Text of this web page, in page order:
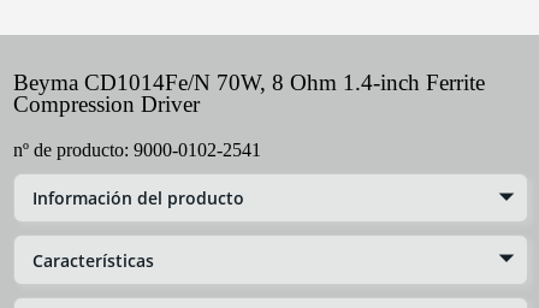
Beyma CD1014Fe/N 70W, 8 Ohm 1.4-inch Ferrite
Compression Driver
nº de producto: 9000-0102-2541
Información del producto
Características